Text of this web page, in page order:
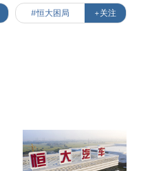
#恒大困局 +关注